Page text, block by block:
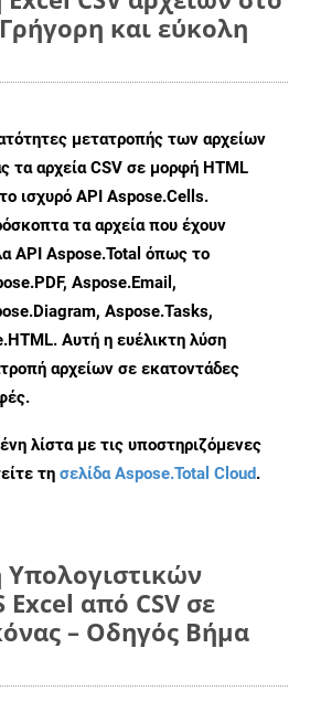
και εύκολη
μετατροπής των αρχείων
τα αρχεία CSV σε μορφή HTML
ισχυρό API Aspose.Cells.
τα αρχεία που έχουν
API Aspose.Total όπως το
Aspose.Email,
Aspose.Tasks,
Αυτή η ευέλικτη λύση
αρχείων σε εκατοντάδες
λίστα με τις υποστηριζόμενες
τη σελίδα Aspose.Total Cloud.
από CSV σε
– Οδηγός Βήμα